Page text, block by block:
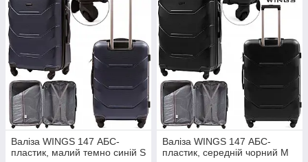
Валіза WINGS 147 АБС-
пластик, малий темно синій S
Валіза WINGS 147 АБС-
пластик, середній чорний M